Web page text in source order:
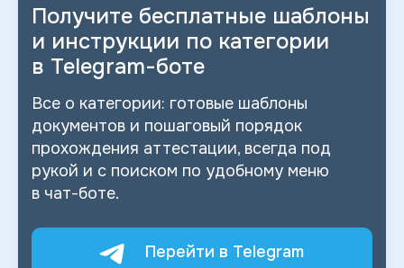
Получите бесплатные шаблоны
и инструкции по категории
в Telegram-боте
Все о категории: готовые шаблоны
документов и пошаговый порядок
прохождения аттестации, всегда под
рукой и с поиском по удобному меню
в чат-боте.
Перейти в Telegram